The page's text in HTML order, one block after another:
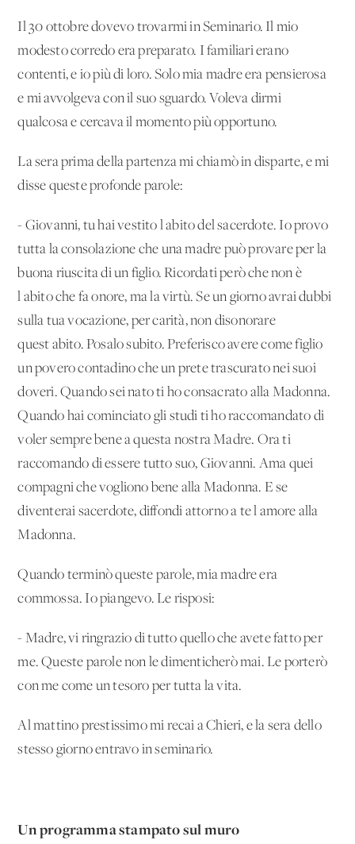
Il 30 ottobre dovevo trovarmi in Seminario. Il mio
modesto corredo era preparato. I familiari erano
contenti, e io più di loro. Solo mia madre era pensierosa
e mi avvolgeva con il suo sguardo. Voleva dirmi
qualcosa e cercava il momento più opportuno.
La sera prima della partenza mi chiamò in disparte, e mi
disse queste profonde parole:
- Giovanni, tu hai vestito l'abito del sacerdote. Io provo
tutta la consolazione che una madre può provare per la
buona riuscita di un figlio. Ricordati però che non è
l'abito che fa onore, ma la virtù. Se un giorno avrai dubbi
sulla tua vocazione, per carità, non disonorare
quest'abito. Posalo subito. Preferisco avere come figlio
un povero contadino che un prete trascurato nei suoi
doveri. Quando sei nato ti ho consacrato alla Madonna.
Quando hai cominciato gli studi ti ho raccomandato di
voler sempre bene a questa nostra Madre. Ora ti
raccomando di essere tutto suo, Giovanni. Ama quei
compagni che vogliono bene alla Madonna. E se
diventerai sacerdote, diffondi attorno a te l'amore alla
Madonna.
Quando terminò queste parole, mia madre era
commossa. Io piangevo. Le risposi:
- Madre, vi ringrazio di tutto quello che avete fatto per
me. Queste parole non le dimenticherò mai. Le porterò
con me come un tesoro per tutta la vita.
Al mattino prestissimo mi recai a Chieri, e la sera dello
stesso giorno entravo in seminario.
Un programma stampato sul muro